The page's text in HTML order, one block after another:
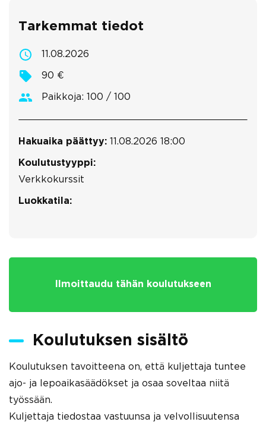
Tarkemmat tiedot
11.08.2026
90 €
Paikkoja: 100 / 100
Hakuaika päättyy: 11.08.2026 18:00
Koulutustyyppi:
Verkkokurssit
Luokkatila:
Ilmoittaudu tähän koulutukseen
Koulutuksen sisältö
Koulutuksen tavoitteena on, että kuljettaja tuntee
ajo- ja lepoaikasäädökset ja osaa soveltaa niitä
työssään.
Kuljettaja tiedostaa vastuunsa ja velvollisuutensa